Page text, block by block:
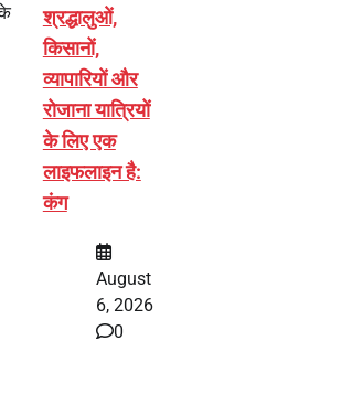
श्रद्धालुओं,
किसानों,
व्यापारियों और
रोजाना यात्रियों
के लिए एक
लाइफलाइन है:
कंग
August
6, 2026
0